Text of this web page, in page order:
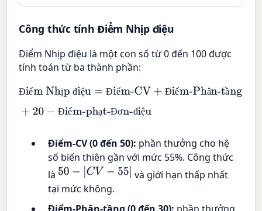
Công thức tính Điểm Nhịp điệu
Điểm Nhịp điệu là một con số từ 0 đến 100 được
tính toán từ ba thành phần:
Đ ể ị đ ệ Đ ể Đ ể â ầ
Điểm Nhịp điệu= Điểm-CV+Điểm-Phân-tầng
Đ ể ạ Đơ đ ệ
+20−Điểm-phạt-Đơn-điệu
Điểm-CV (0 đến 50): phần thưởng cho hệ
số biến thiên gần với mức 55%. Công thức
là 50−|C V−55 |
và giới hạn thấp nhất
tại mức không.